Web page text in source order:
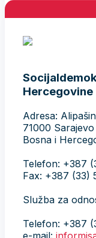
Hercegovine
Adresa:
71000 Sarajevo
Bosna i
Telefon: +387
Fax: +387 (33)
Služba za
Telefon: +387